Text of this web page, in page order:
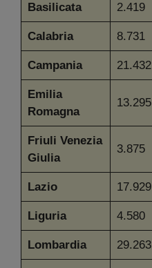
Basilicata 2.419
Calabria 8.731
Campania 21.432
Emilia
Romagna
13.295
Friuli Venezia
Giulia
3.875
Lazio 17.929
Liguria 4.580
Lombardia 29.263